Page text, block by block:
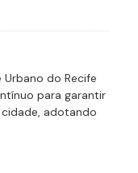
do Recife
para garantir
adotando